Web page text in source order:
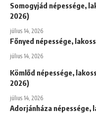
Somogyjád népessége,
2026)
július 14, 2026
Főnyed népessége,
július 14, 2026
Kömlőd népessége,
2026)
július 14, 2026
Adorjánháza népessége,